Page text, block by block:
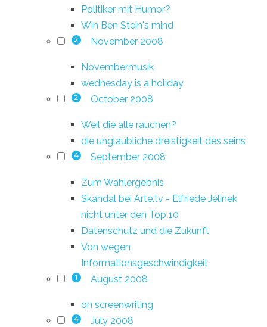
Politiker mit Humor?
Win Ben Stein's mind
2 November 2008
Novembermusik
wednesday is a holiday
2 October 2008
Weil die alle rauchen?
die unglaubliche dreistigkeit des seins
4 September 2008
Zum Wahlergebnis
Skandal bei Arte.tv - Elfriede Jelinek
nicht unter den Top 10
Datenschutz und die Zukunft
Von wegen
Informationsgeschwindigkeit
1 August 2008
on screenwriting
4 July 2008